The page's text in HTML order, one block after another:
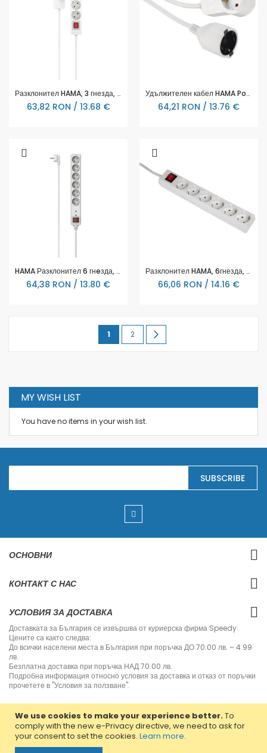
We use cookies to make your experience better.To
comply with the new e-Privacy directive, we need to ask for
your consent to set the cookies. Learn more.
Разклонител HAMA, 3 гнезда, 1.4м, 223081
63,82 RON / 13.68 €
Удължителен кабел HAMA Powerplug, Шуко мъжко, Шуко женско, Допълнителен контакт, 3.0 m, Бял
64,21 RON / 13.76 €
HAMA Разклонител 6 гнeзда, със защита от пренапрежение, 223152
64,38 RON / 13.80 €
Разклонител HAMA, 6гнезда, 5м, 108833
66,06 RON / 14.16 €
Page
You're
page
1 Page
2
MY WISH LIST
You have no items in your wish list.
S
g
o
O
N
s
e
t
t
e
r
:
SUBSCRIBE
ОСНОВНИ
КОНТАКТ С НАС
УСЛОВИЯ ЗА ДОСТАВКА
Доставката за България се извършва от куриерска фирма Speedy.
Цените са както следва:
До всички населени места в България при поръчка ДО 70.00 лв. – 4.99
лв.
Безплатна доставка при поръчка НАД 70.00 лв.
Подробна информация относно условия за доставка и отказ от поръчки
прочетете в "Условия за ползване".
Copyright © 2013-2020 Jvm Bulgaria. All rights reserved.